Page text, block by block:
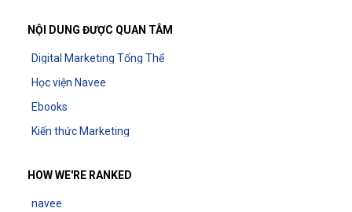
NỘI DUNG ĐƯỢC QUAN TÂM
Digital Marketing Tổng Thể
Học viện Navee
Ebooks
Kiến thức Marketing
HOW WE'RE RANKED
navee